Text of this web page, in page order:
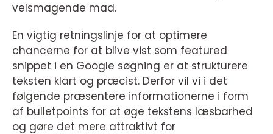
velsmagende mad.
En vigtig retningslinje for at optimere
chancerne for at blive vist som featured
snippet i en Google søgning er at strukturere
teksten klart og præcist. Derfor vil vi i det
følgende præsentere informationerne i form
af bulletpoints for at øge tekstens læsbarhed
og gøre det mere attraktivt for